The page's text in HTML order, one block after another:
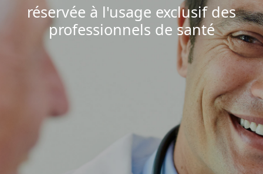
réservée à l'usage exclusif des
professionnels de santé